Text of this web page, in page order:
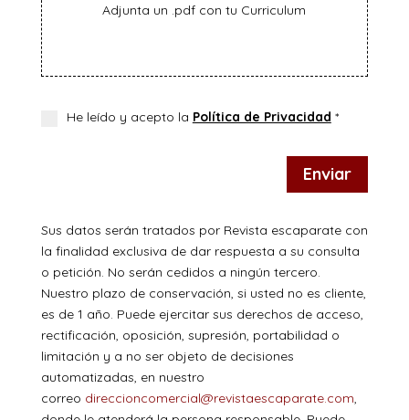
Adjunta un .pdf con tu Curriculum
He leído y acepto la Política de Privacidad *
Enviar
Sus datos serán tratados por Revista escaparate con
la finalidad exclusiva de dar respuesta a su consulta
o petición. No serán cedidos a ningún tercero.
Nuestro plazo de conservación, si usted no es cliente,
es de 1 año. Puede ejercitar sus derechos de acceso,
rectificación, oposición, supresión, portabilidad o
limitación y a no ser objeto de decisiones
automatizadas, en nuestro
correo direccioncomercial@revistaescaparate.com,